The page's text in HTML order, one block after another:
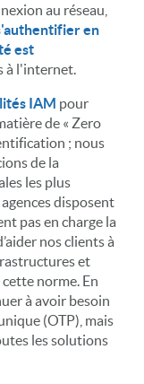
au réseau,
en
est
à l'internet.
IAM pour
de « Zero
; nous
de la
les plus
disposent
pas en charge la
nos clients à
et
norme. En
à avoir besoin
(OTP), mais
les solutions